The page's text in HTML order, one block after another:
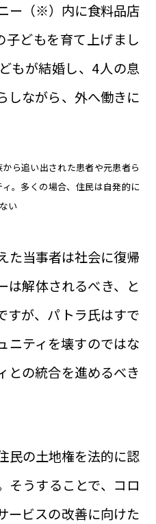
ー（※）内に食料品店
どもを育て上げまし
もが結婚し、4人の息
しながら、外へ働きに
ら追い出された患者や元患者ら
。多くの場合、住民は自発的に
い
た当事者は社会に復帰
は解体されるべき、と
すが、パトラ氏はすで
ニティを壊すのではな
との統合を進めるべき
民の土地権を法的に認
そうすることで、コロ
ービスの改善に向けた